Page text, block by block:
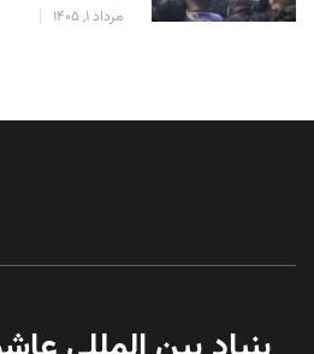
مرداد 1, 1405